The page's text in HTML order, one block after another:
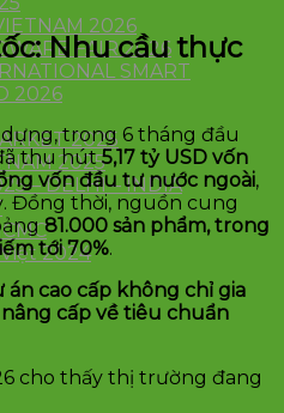
2026
FAIR 2026
SMART
2026
2025
2025
– DELHI – INDIA
2024
Nhu cầu thực
dựng, trong 6 tháng đầu
thu hút5,17 tỷ USD vốn
vốn đầu tư nước ngoài,
Đồng thời, nguồn cung
81.000 sản phẩm, trong
tới 70%.
án cao cấp không chỉ gia
cấp về tiêu chuẩn
cho thấy thị trường đang